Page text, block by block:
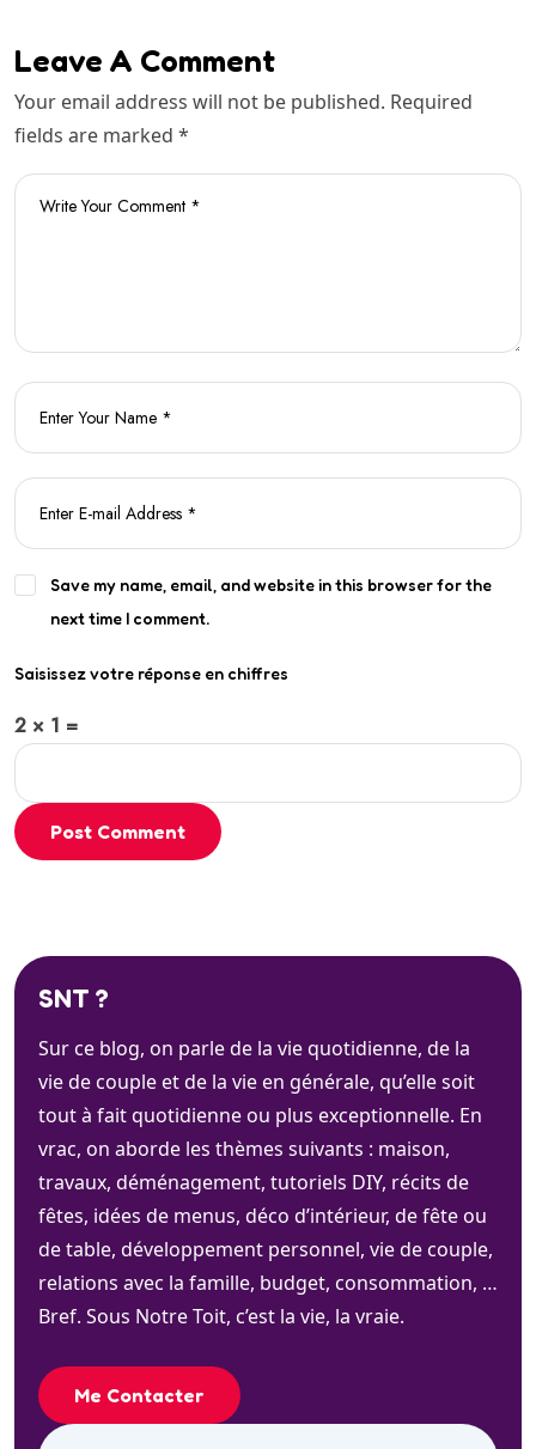
Leave A Comment
Your email address will not be published. Required
fields are marked *
Save my name, email, and website in this browser for the
next time I comment.
Saisissez votre réponse en chiffres
2 × 1 =
Post Comment
SNT ?
Sur ce blog, on parle de la vie quotidienne, de la
vie de couple et de la vie en générale, qu’elle soit
tout à fait quotidienne ou plus exceptionnelle. En
vrac, on aborde les thèmes suivants : maison,
travaux, déménagement, tutoriels DIY, récits de
fêtes, idées de menus, déco d’intérieur, de fête ou
de table, développement personnel, vie de couple,
relations avec la famille, budget, consommation, …
Bref. Sous Notre Toit, c’est la vie, la vraie.
Me Contacter